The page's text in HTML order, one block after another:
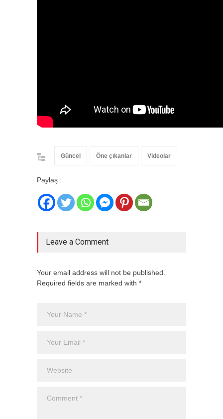
Güncel Öne çıkanlar Videolar
Paylaş :
Leave a Comment
Your email address will not be published.
Required fields are marked with *